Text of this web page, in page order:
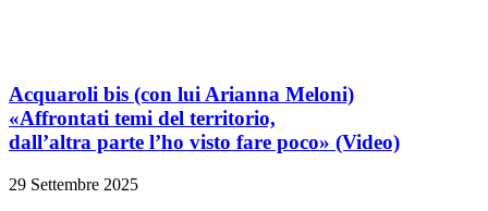
Acquaroli bis (con lui Arianna Meloni)
«Affrontati temi del territorio,
dall’altra parte l’ho visto fare poco» (Video)
29 Settembre 2025